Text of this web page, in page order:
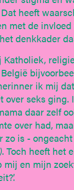
heeft
met de
denkkader
ik mij
over seks ging.
daar zelf
over had,
zo is -
. Toch heeft het
mij en mijn